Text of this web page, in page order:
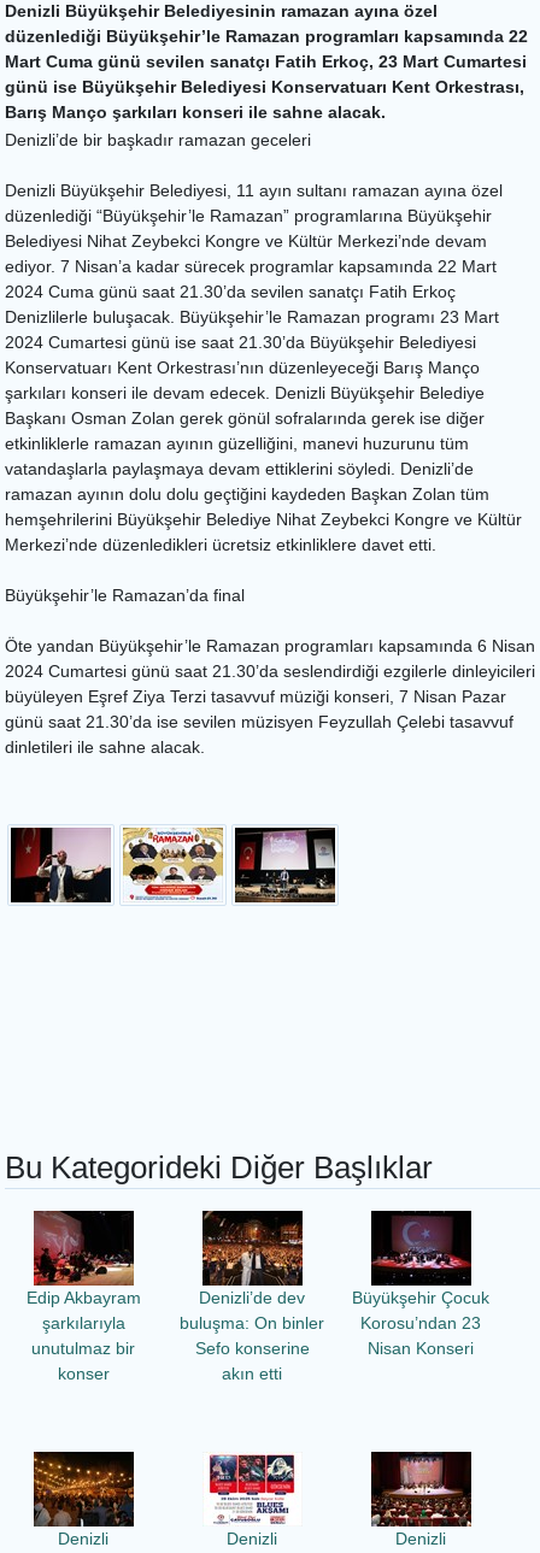
Denizli Büyükşehir Belediyesinin ramazan ayına özel
düzenlediği Büyükşehir’le Ramazan programları kapsamında 22
Mart Cuma günü sevilen sanatçı Fatih Erkoç, 23 Mart Cumartesi
günü ise Büyükşehir Belediyesi Konservatuarı Kent Orkestrası,
Barış Manço şarkıları konseri ile sahne alacak.
Denizli’de bir başkadır ramazan geceleri
Denizli Büyükşehir Belediyesi, 11 ayın sultanı ramazan ayına özel
düzenlediği “Büyükşehir’le Ramazan” programlarına Büyükşehir
Belediyesi Nihat Zeybekci Kongre ve Kültür Merkezi’nde devam
ediyor. 7 Nisan’a kadar sürecek programlar kapsamında 22 Mart
2024 Cuma günü saat 21.30’da sevilen sanatçı Fatih Erkoç
Denizlilerle buluşacak. Büyükşehir’le Ramazan programı 23 Mart
2024 Cumartesi günü ise saat 21.30’da Büyükşehir Belediyesi
Konservatuarı Kent Orkestrası’nın düzenleyeceği Barış Manço
şarkıları konseri ile devam edecek. Denizli Büyükşehir Belediye
Başkanı Osman Zolan gerek gönül sofralarında gerek ise diğer
etkinliklerle ramazan ayının güzelliğini, manevi huzurunu tüm
vatandaşlarla paylaşmaya devam ettiklerini söyledi. Denizli’de
ramazan ayının dolu dolu geçtiğini kaydeden Başkan Zolan tüm
hemşehrilerini Büyükşehir Belediye Nihat Zeybekci Kongre ve Kültür
Merkezi’nde düzenledikleri ücretsiz etkinliklere davet etti.
Büyükşehir’le Ramazan’da final
Öte yandan Büyükşehir’le Ramazan programları kapsamında 6 Nisan
2024 Cumartesi günü saat 21.30’da seslendirdiği ezgilerle dinleyicileri
büyüleyen Eşref Ziya Terzi tasavvuf müziği konseri, 7 Nisan Pazar
günü saat 21.30’da ise sevilen müzisyen Feyzullah Çelebi tasavvuf
dinletileri ile sahne alacak.
Bu Kategorideki Diğer Başlıklar
Edip Akbayram
şarkılarıyla
unutulmaz bir
konser
Denizli’de dev
buluşma: On binler
Sefo konserine
akın etti
Büyükşehir Çocuk
Korosu’ndan 23
Nisan Konseri
Denizli
Denizli
Denizli